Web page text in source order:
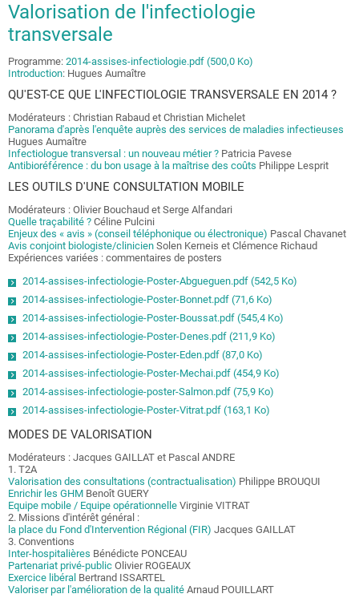
Valorisation de l'infectiologie
transversale
Programme: 2014-assises-infectiologie.pdf (500,0 Ko)
Introduction: Hugues Aumaître
QU'EST-CE QUE L'INFECTIOLOGIE TRANSVERSALE EN 2014 ?
Modérateurs : Christian Rabaud et Christian Michelet
Panorama d'après l'enquête auprès des services de maladies infectieuses
Hugues Aumaître
Infectiologue transversal : un nouveau métier ? Patricia Pavese
Antibioréférence : du bon usage à la maîtrise des coûts Philippe Lesprit
LES OUTILS D'UNE CONSULTATION MOBILE
Modérateurs : Olivier Bouchaud et Serge Alfandari
Quelle traçabilité ? Céline Pulcini
Enjeux des « avis » (conseil téléphonique ou électronique) Pascal Chavanet
Avis conjoint biologiste/clinicien Solen Kerneis et Clémence Richaud
Expériences variées : commentaires de posters
2014-assises-infectiologie-Poster-Abgueguen.pdf (542,5 Ko)
2014-assises-infectiologie-Poster-Bonnet.pdf (71,6 Ko)
2014-assises-infectiologie-Poster-Boussat.pdf (545,4 Ko)
2014-assises-infectiologie-Poster-Denes.pdf (211,9 Ko)
2014-assises-infectiologie-Poster-Eden.pdf (87,0 Ko)
2014-assises-infectiologie-Poster-Mechai.pdf (454,9 Ko)
2014-assises-infectiologie-poster-Salmon.pdf (75,9 Ko)
2014-assises-infectiologie-Poster-Vitrat.pdf (163,1 Ko)
MODES DE VALORISATION
Modérateurs : Jacques GAILLAT et Pascal ANDRE
1. T2A
Valorisation des consultations (contractualisation) Philippe BROUQUI
Enrichir les GHM Benoît GUERY
Equipe mobile / Equipe opérationnelle Virginie VITRAT
2. Missions d'intérêt général :
la place du Fond d'Intervention Régional (FIR) Jacques GAILLAT
3. Conventions
Inter-hospitalières Bénédicte PONCEAU
Partenariat privé-public Olivier ROGEAUX
Exercice libéral Bertrand ISSARTEL
Valoriser par l'amélioration de la qualité Arnaud POUILLART